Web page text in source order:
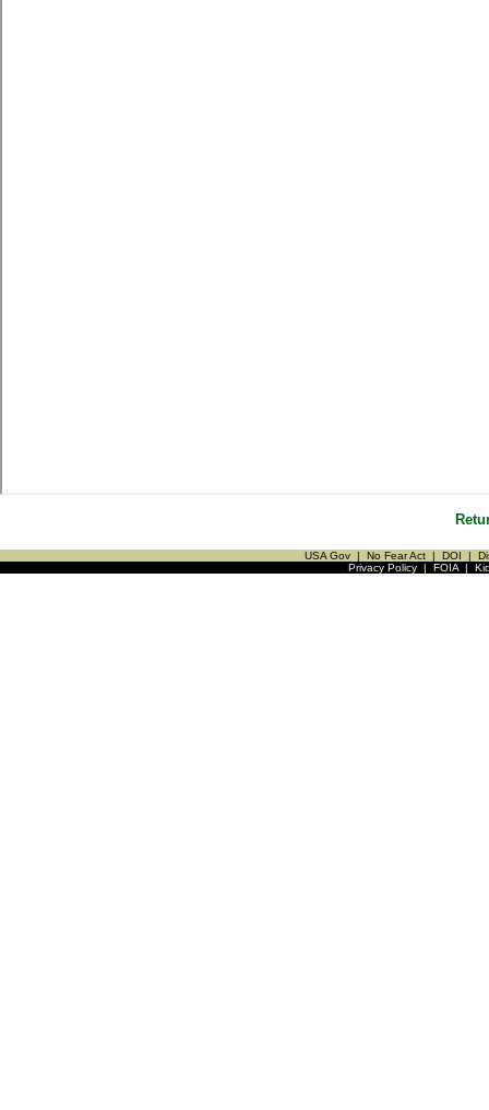
USA Gov | No Fear Act | DOI |
Privacy Policy| FOIA|